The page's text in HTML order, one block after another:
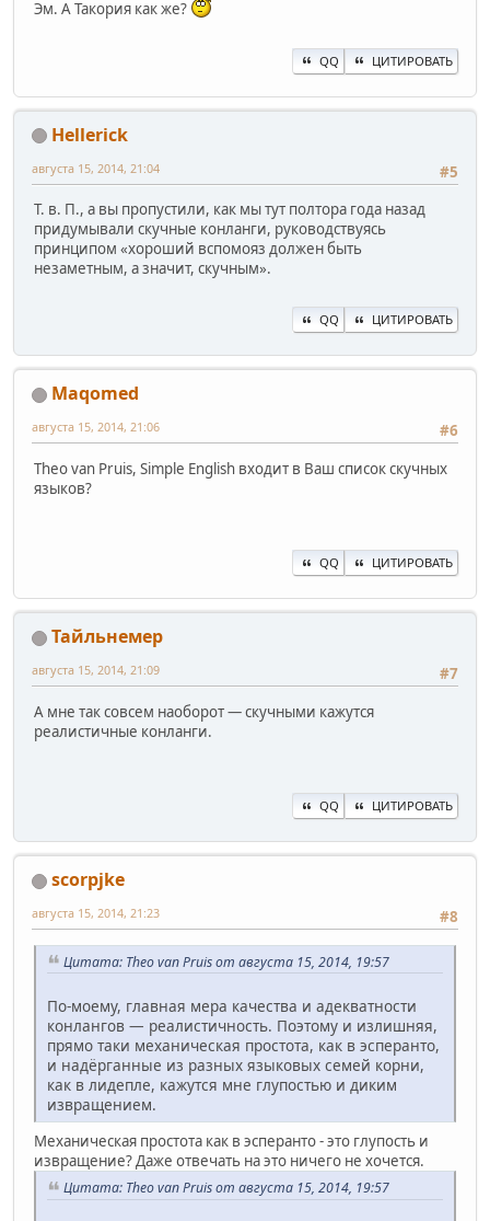
Эм. А Такория как же?
QQ ЦИТИРОВАТЬ
Hellerick
#5
августа 15, 2014, 21:04
Т. в. П., а вы пропустили, как мы тут полтора года назад
придумывали скучные конланги, руководствуясь
принципом «хороший вспомояз должен быть
незаметным, а значит, скучным».
QQ ЦИТИРОВАТЬ
Maqomed
#6
августа 15, 2014, 21:06
Theo van Pruis, Simple English входит в Ваш список скучных
языков?
QQ ЦИТИРОВАТЬ
Тайльнемер
#7
августа 15, 2014, 21:09
А мне так совсем наоборот — скучными кажутся
реалистичные конланги.
QQ ЦИТИРОВАТЬ
scorpjke
#8
августа 15, 2014, 21:23
Цитата: Theo van Pruis от августа 15, 2014, 19:57
По-моему, главная мера качества и адекватности
конлангов — реалистичность. Поэтому и излишняя,
прямо таки механическая простота, как в эсперанто,
и надёрганные из разных языковых семей корни,
как в лидепле, кажутся мне глупостью и диким
извращением.
Механическая простота как в эсперанто - это глупость и
извращение? Даже отвечать на это ничего не хочется.
Цитата: Theo van Pruis от августа 15, 2014, 19:57